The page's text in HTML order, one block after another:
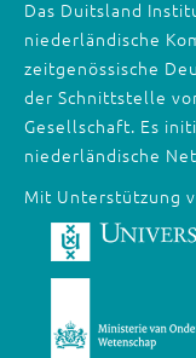
Das Duitsland
niederländische
zeitgenössische
der Schnittstelle
Gesellschaft. Es
niederländische
Mit Unterstützung